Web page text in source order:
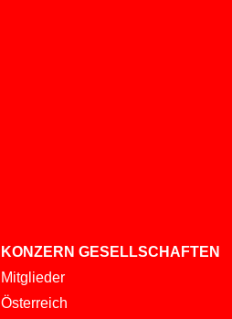
KONZERN GESELLSCHAFTEN
Mitglieder
Österreich